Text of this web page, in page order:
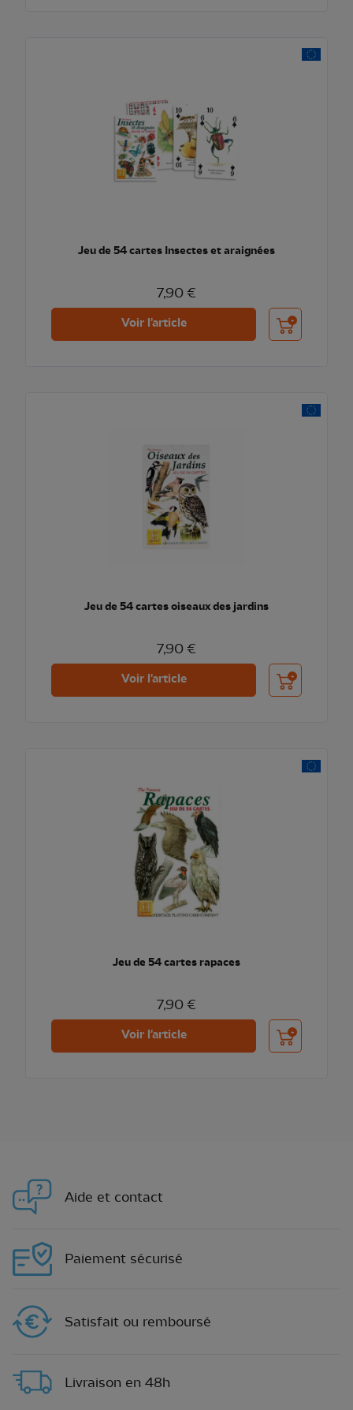
Jeu de 54 cartes Insectes et araignées
7,90 €
Voir l'article Ajouter au
Jeu de 54 cartes oiseaux des jardins
7,90 €
Voir l'article Ajouter au
Jeu de 54 cartes rapaces
7,90 €
Voir l'article Ajouter au
Aide et contact
Paiement sécurisé
Satisfait ou remboursé
Livraison en 48h